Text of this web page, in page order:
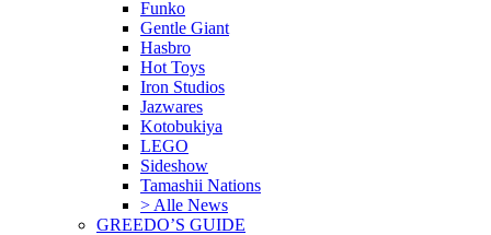
Funko
Gentle Giant
Hasbro
Hot Toys
Iron Studios
Jazwares
Kotobukiya
LEGO
Sideshow
Tamashii Nations
> Alle News
GREEDO’S GUIDE